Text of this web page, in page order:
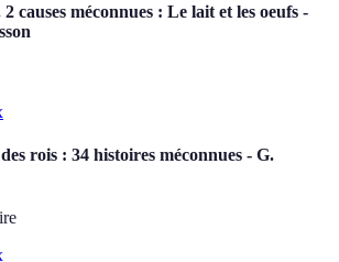
causes méconnues : Le lait et les oeufs -
rois : 34 histoires méconnues - G.